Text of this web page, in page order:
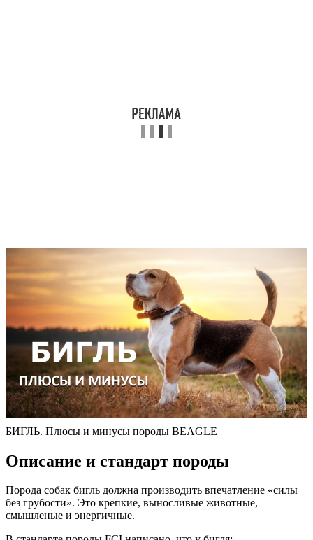
БИГЛЬ. Плюсы и минусы породы BEAGLE
Описание и стандарт породы
Порода собак бигль должна производить впечатление «силы
без грубости». Это крепкие, выносливые животные,
смышленые и энергичные.